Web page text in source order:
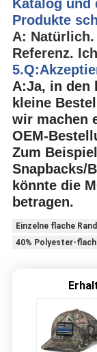
Katalog und
Produkte
A:
Referenz.
5.Q:
A:Ja, in den
kleine
wir machen
OEM-
Zum Beispiel
Snapbacks/
könnte die
betragen.
Einzelne flache
40% Polyester-